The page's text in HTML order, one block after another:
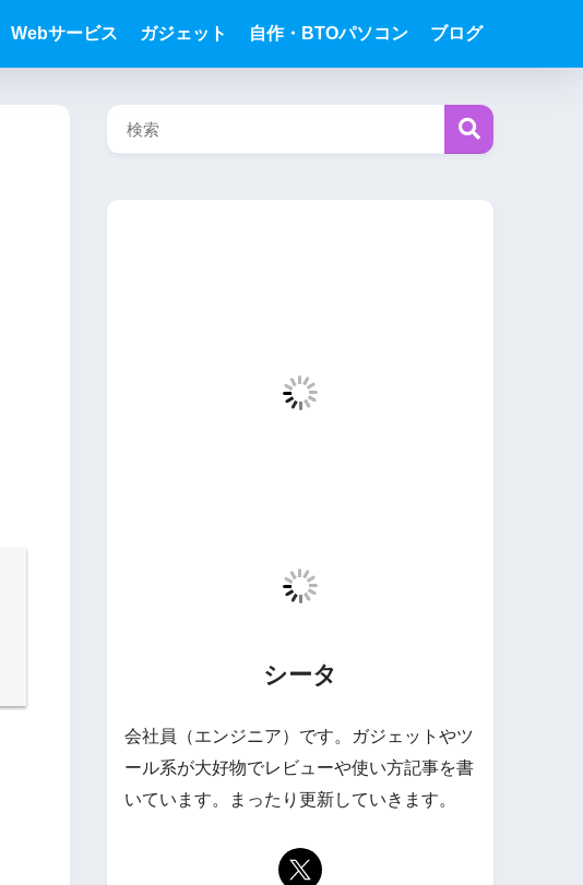
Webサービス ガジェット 自作・BTOパソコン ブログ
シータ
会社員（エンジニア）です。ガジェットやツ
ール系が大好物でレビューや使い方記事を書
いています。まったり更新していきます。